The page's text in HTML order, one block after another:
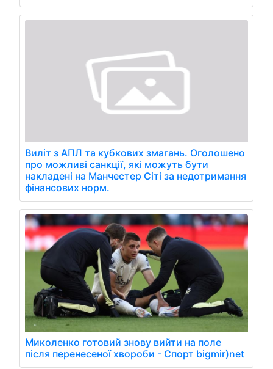
Виліт з АПЛ та кубкових змагань. Оголошено
про можливі санкції, які можуть бути
накладені на Манчестер Сіті за недотримання
фінансових норм.
Миколенко готовий знову вийти на поле
після перенесеної хвороби - Спорт bigmir)net